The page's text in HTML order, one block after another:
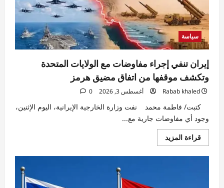
أرخص
وأسرع
إنتاجًا
سياسة
إيران تنفي إجراء مفاوضات مع الولايات المتحدة
وتكشف موقفها من اتفاق مضيق هرمز
Rabab khaled أغسطس 3, 2026 0
كتبت/ فاطمة محمد نفت وزارة الخارجية الإيرانية، اليوم الإثنين،
وجود أي مفاوضات جارية مع...
قراءة المزيداقرأ
المزيد
إيران